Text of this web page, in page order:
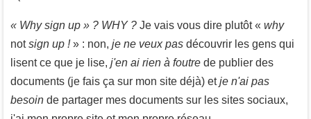
« Why sign up » ? WHY ? Je vais vous dire plutôt « why
notsign up !» : non, je ne veux pas découvrir les gens qui
lisent ce que je lise, j'en ai rien à foutre de publier des
documents (je fais ça sur mon site déjà) etje n'ai pas
besoin de partager mes documents sur les sites sociaux,